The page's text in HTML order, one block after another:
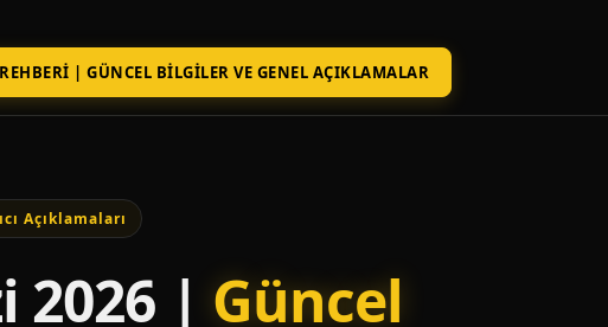
| GÜNCEL BILGILER VE GENEL AÇIKLAMALAR
Açıklamaları
2026 | Güncel